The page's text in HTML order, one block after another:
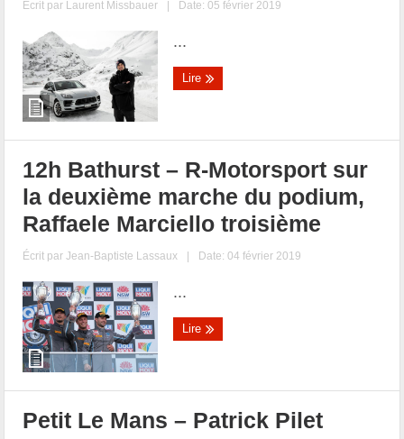
Écrit par Laurent Missbauer | Date: 05 février 2019
...
Lire
12h Bathurst – R-Motorsport sur
la deuxième marche du podium,
Raffaele Marciello troisième
Écrit parJean-Baptiste Lassaux | Date: 04 février 2019
...
Lire
Petit Le Mans – Patrick Pilet